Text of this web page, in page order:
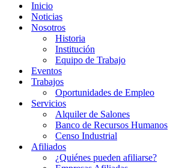
Inicio
Noticias
Nosotros
Historia
Institución
Equipo de Trabajo
Eventos
Trabajos
Oportunidades de Empleo
Servicios
Alquiler de Salones
Banco de Recursos Humanos
Censo Industrial
Afiliados
¿Quiénes pueden afiliarse?